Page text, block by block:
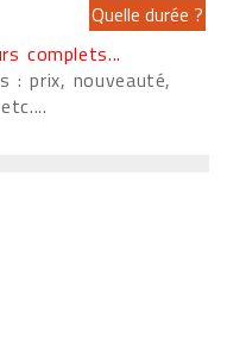
complets...
: prix, nouveauté,